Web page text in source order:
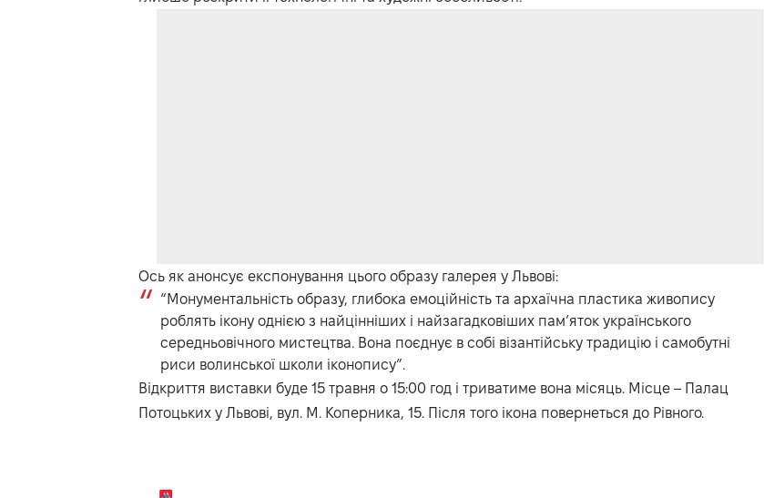
Ось як анонсує експонування цього образу галерея у Львові:
“Монументальність образу, глибока емоційність та архаїчна пластика живопису
роблять ікону однією з найцінніших і найзагадковіших пам’яток українського
середньовічного мистецтва. Вона поєднує в собі візантійську традицію і самобутні
риси волинської школи іконопису”.
Відкриття виставки буде 15 травня о 15:00 год і триватиме вона місяць. Місце – Палац
Потоцьких у Львові, вул. М. Коперника, 15. Після того ікона повернеться до Рівного.